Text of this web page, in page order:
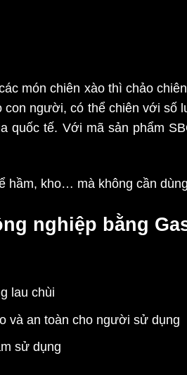
món chiên xào thì chảo
người, có thể chiên với
quốc tế. Với mã sản phẩm
hầm, kho… mà không cần
nghiệp bằng
lau chùi
và an toàn cho người sử dụng
sử dụng